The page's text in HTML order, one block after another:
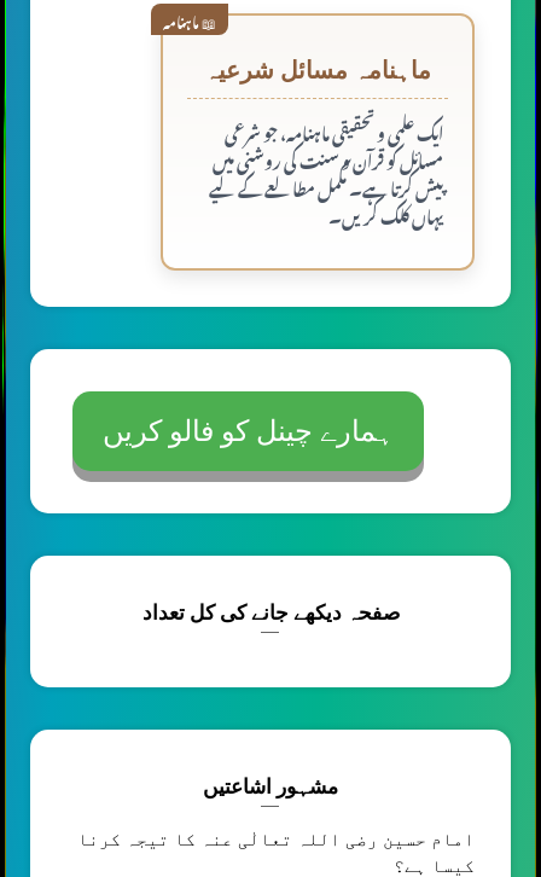
ماہنامہ مسائل شرعیہ
ایک علمی و تحقیقی ماہنامہ، جو شرعی
مسائل کو قرآن و سنت کی روشنی میں
پیش کرتا ہے۔ مکمل مطالعے کے لیے
یہاں کلک کریں۔
📖 ماہنامہ
ہمارے چینل کو فالو کریں
صفحہ دیکھے جانے کی کل تعداد
مشہور اشاعتیں
امام حسین رضی اللہ تعالٰی عنہ کا تیجہ کرنا
کیسا ہے؟